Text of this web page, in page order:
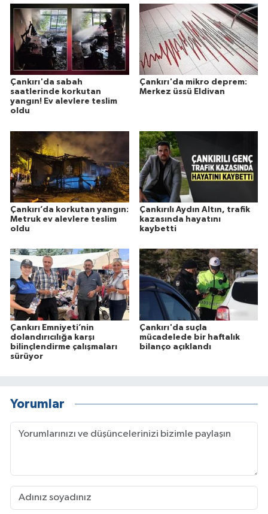
Çankırı'da sabah
saatlerinde korkutan
yangın! Ev alevlere teslim
oldu
Çankırı'da mikro deprem:
Merkez üssü Eldivan
Çankırı’da korkutan yangın:
Metruk ev alevlere teslim
oldu
Çankırılı Aydın Altın, trafik
kazasında hayatını
kaybetti
Çankırı Emniyeti’nin
dolandırıcılığa karşı
bilinçlendirme çalışmaları
sürüyor
Çankırı'da suçla
mücadelede bir haftalık
bilanço açıklandı
Yorumlar